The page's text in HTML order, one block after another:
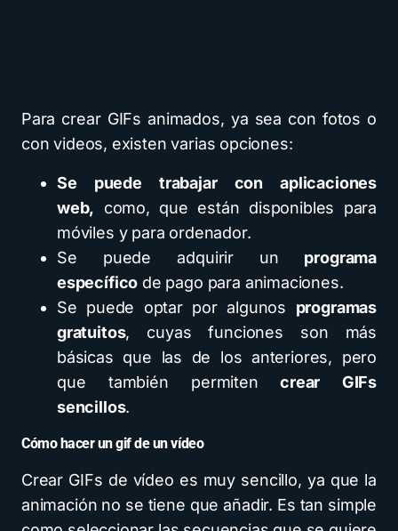
Para crear GIFs animados, ya sea con fotos o
con videos, existen varias opciones:
Se puede trabajar con aplicaciones
web, como, que están disponibles para
móviles y para ordenador.
Se puede adquirir un programa
específico de pago para animaciones.
Se puede optar por algunos programas
gratuitos, cuyas funciones son más
básicas que las de los anteriores, pero
que también permiten crear GIFs
sencillos.
Cómo hacer un gif de un vídeo
Crear GIFs de vídeo es muy sencillo, ya que la
animación no se tiene que añadir. Es tan simple